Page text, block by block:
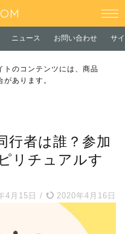
ニュース お問い合わせ サ
トのコンテンツには、商品
あります。
行者は誰？参加
リチュアルす
4月15日 / 2020年4月16日